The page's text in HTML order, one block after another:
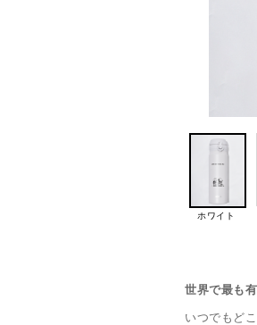
ホワイト
世界で最も
いつでもど